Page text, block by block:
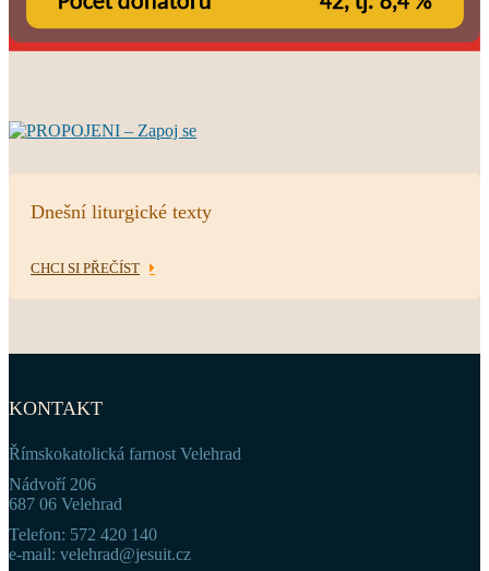
Dnešní liturgické texty
CHCI SI PŘEČÍST
KONTAKT
Římskokatolická farnost Velehrad
Nádvoří 206
687 06 Velehrad
Telefon: 572 420 140
e-mail: velehrad@jesuit.cz